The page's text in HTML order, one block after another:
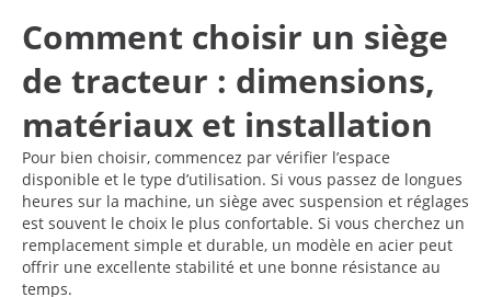
Comment choisir un siège
de tracteur : dimensions,
matériaux et installation
Pour bien choisir, commencez par vérifier l’espace
disponible et le type d’utilisation. Si vous passez de longues
heures sur la machine, un siège avec suspension et réglages
est souvent le choix le plus confortable. Si vous cherchez un
remplacement simple et durable, un modèle en acier peut
offrir une excellente stabilité et une bonne résistance au
temps.